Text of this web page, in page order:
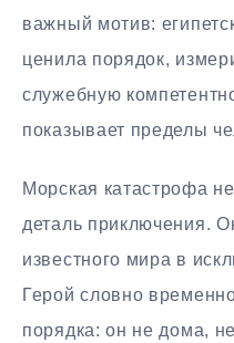
важный мотив:
ценила порядок,
служебную
показывает пределы
Морская катастрофа
деталь приключения.
известного мира в
Герой словно
порядка: он не дома,